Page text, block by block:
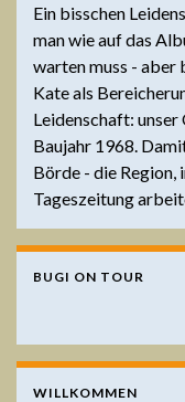
Ein bisschen
man wie auf das
warten muss - aber
Kate als
Leidenschaft:
Baujahr 1968.
Börde - die Region,
Tageszeitung
BUGI ON TOUR
WILLKOMMEN